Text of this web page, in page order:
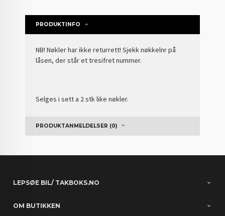
PRODUKTINFO
NB! Nøkler har ikke returrett! Sjekk nøkkelnr på
låsen, der står et tresifret nummer.
Selges i sett a 2 stk like nøkler.
PRODUKTANMELDELSER (0)
LEPSØE BIL/ TAKBOKS.NO
OM BUTIKKEN